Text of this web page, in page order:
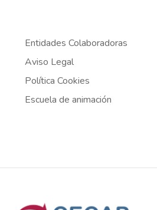
Entidades Colaboradoras
Aviso Legal
Política Cookies
Escuela de animación